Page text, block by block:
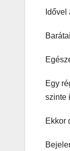
Egy
szinte
Ekkor